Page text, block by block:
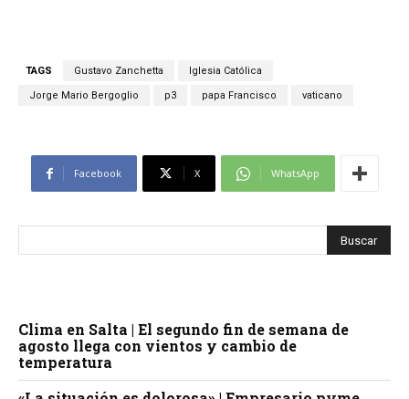
TAGS Gustavo Zanchetta Iglesia Católica
Jorge Mario Bergoglio p3 papa Francisco vaticano
Facebook X WhatsApp
Clima en Salta | El segundo fin de semana de
agosto llega con vientos y cambio de
temperatura